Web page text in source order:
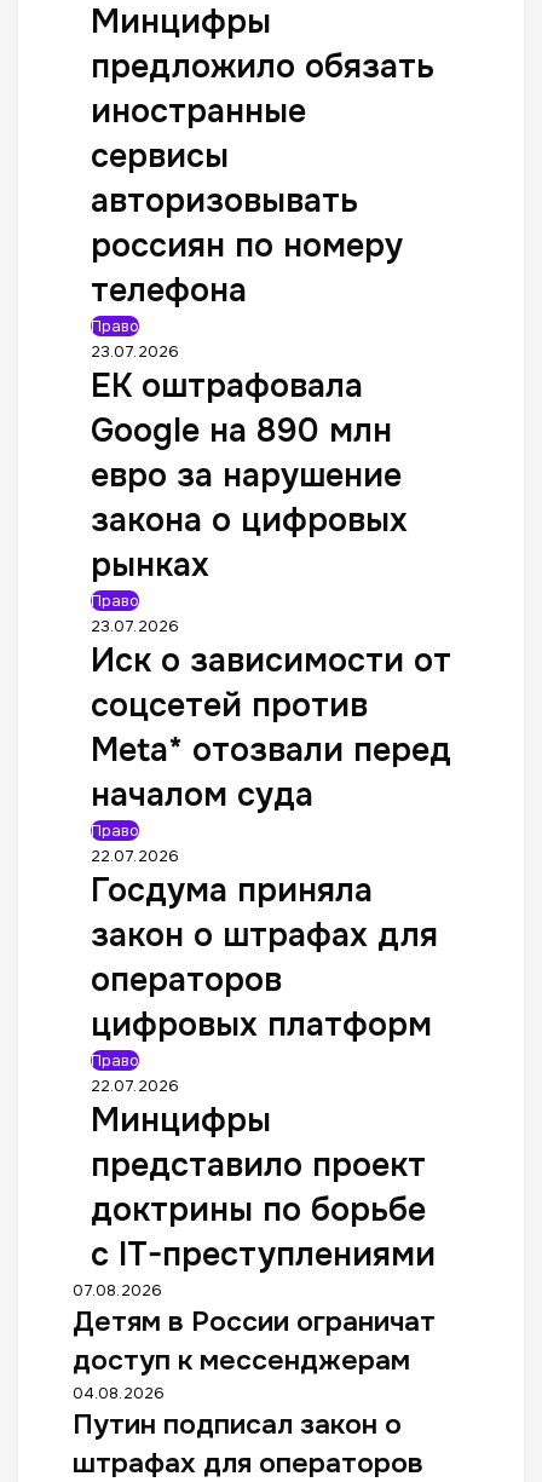
Минцифры
предложило обязать
иностранные
сервисы
авторизовывать
россиян по номеру
телефона
Право
23.07.2026
ЕК оштрафовала
Google на 890 млн
евро за нарушение
закона о цифровых
рынках
Право
23.07.2026
Иск о зависимости от
соцсетей против
Meta* отозвали перед
началом суда
Право
22.07.2026
Госдума приняла
закон о штрафах для
операторов
цифровых платформ
Право
22.07.2026
Минцифры
представило проект
доктрины по борьбе
с IT-преступлениями
07.08.2026
Детям в России ограничат
доступ к мессенджерам
04.08.2026
Путин подписал закон о
штрафах для операторов